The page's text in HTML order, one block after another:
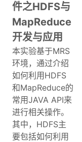
件之HDFS与
MapReduce
开发与应用
本实验基于MRS
环境，通过介绍
如何利用HDFS
和MapReduce的
常用JAVA API来
进行相关操作。
其中，HDFS主
要包括如何利用